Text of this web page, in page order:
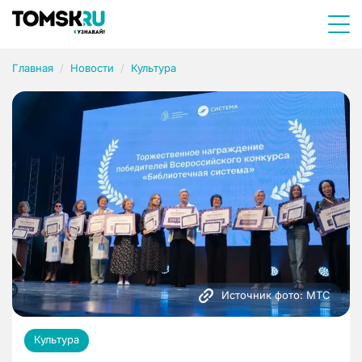
Главная Новости Культура
Источник фото: МТС
Культура